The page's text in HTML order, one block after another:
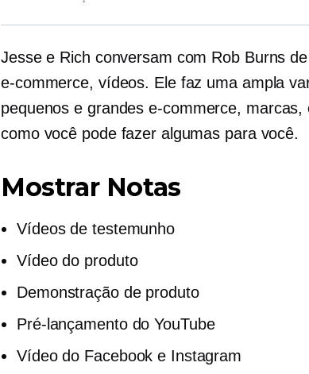
Jesse e Rich conversam com Rob Burns de
e-commerce, vídeos. Ele faz uma ampla
pequenos e grandese-commerce, marcas,
como você pode fazer algumas para você.
Mostrar Notas
Vídeos de testemunho
Vídeo do produto
Demonstração de produto
Pré-lançamento do YouTube
Vídeo do Facebook e Instagram